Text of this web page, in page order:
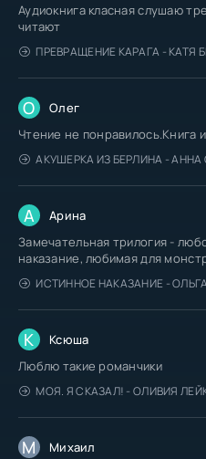
Аудиокнига класная слушаю
читают
ПРЕВРАЩЕНИЕ КАРАГА - КАТЯ
О Олег
Чтение не понравилось.Книга
АКУШЕРКА ИЗ БЕРЛИНА -
А Арина
Замечательная трилогия -
наказание, любимая для
ИСТИННОЕ НАКАЗАНИЕ -
К Ксюша
Люблю такие романчики
МОЯ. Я СКАЗАЛ! - ОЛИВИЯ
М Михаил